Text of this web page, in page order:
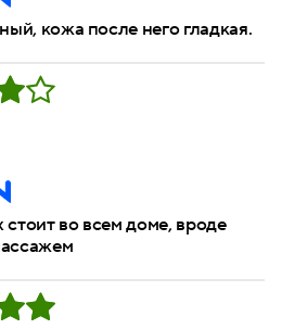
кожа после него гладкая.
стоит во всем доме, вроде